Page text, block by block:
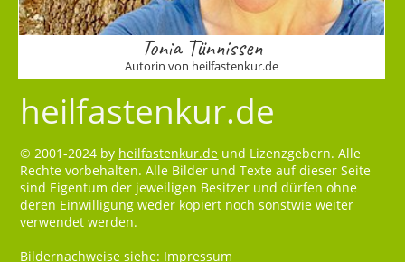
Tonia Tünnissen
Autorin von heilfastenkur.de
heilfastenkur.de
© 2001-2024 by heilfastenkur.de und Lizenzgebern. Alle
Rechte vorbehalten. Alle Bilder und Texte auf dieser Seite
sind Eigentum der jeweiligen Besitzer und dürfen ohne
deren Einwilligung weder kopiert noch sonstwie weiter
verwendet werden.
Bildernachweise siehe: Impressum